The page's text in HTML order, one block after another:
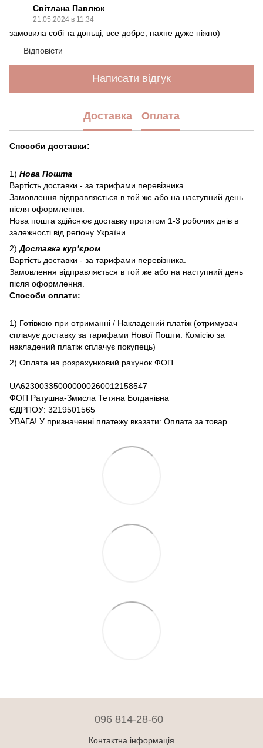
Світлана Павлюк
21.05.2024 в 11:34
замовила собі та доньці, все добре, пахне дуже ніжно)
Відповісти
Написати відгук
Доставка Оплата
Способи доставки:
1) Нова Пошта
Вартість доставки - за тарифами перевізника.
Замовлення відправляється в той же або на наступний день
після оформлення.
Нова пошта здійснює доставку протягом 1-3 робочих днів в
залежності від регіону України.
2)Доставка курʼєром
Вартість доставки - за тарифами перевізника.
Замовлення відправляється в той же або на наступний день
після оформлення.
Способи оплати:
1) Готівкою при отриманні / Накладений платіж (отримувач
сплачує доставку за тарифами Нової Пошти. Комісію за
накладений платіж сплачує покупець)
2) Оплата на розрахунковий рахунок ФОП
UA623003350000000260012158547
ФОП Ратушна-Змисла Тетяна Богданівна
ЄДРПОУ: 3219501565
УВАГА! У призначенні платежу вказати: Оплата за товар
096 814-28-60
Контактна інформація